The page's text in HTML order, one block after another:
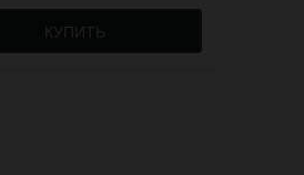
КУПИТЬ